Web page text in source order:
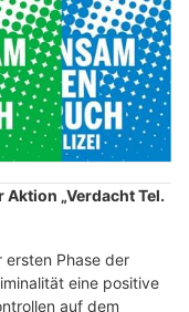
„Verdacht Tel.
ersten Phase der
eine positive
auf dem